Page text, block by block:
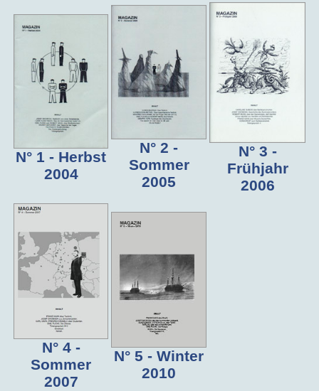
N° 1 - Herbst
2004
N° 2 -
Sommer
2005
N° 3 -
Frühjahr
2006
N° 4 -
Sommer
2007
N° 5 - Winter
2010